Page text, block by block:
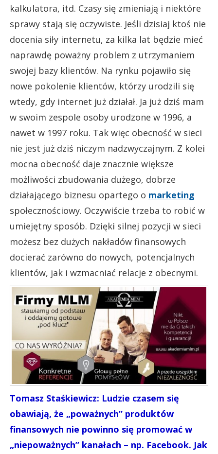
kalkulatora, itd. Czasy się zmieniają i niektóre
sprawy stają się oczywiste. Jeśli dzisiaj ktoś nie
docenia siły internetu, za kilka lat będzie mieć
naprawdę poważny problem z utrzymaniem
swojej bazy klientów. Na rynku pojawiło się
nowe pokolenie klientów, którzy urodzili się
wtedy, gdy internet już działał. Ja już dziś mam
w swoim zespole osoby urodzone w 1996, a
nawet w 1997 roku. Tak więc obecność w sieci
nie jest już dziś niczym nadzwyczajnym. Z kolei
mocna obecność daje znacznie większe
możliwości zbudowania dużego, dobrze
działającego biznesu opartego o marketing
społecznościowy. Oczywiście trzeba to robić w
umiejętny sposób. Dzięki silnej pozycji w sieci
możesz bez dużych nakładów finansowych
docierać zarówno do nowych, potencjalnych
klientów, jak i wzmacniać relacje z obecnymi.
Tomasz Staśkiewicz: Ludzie czasem się
obawiają, że „poważnych” produktów
finansowych nie powinno się promować w
„niepoważnych” kanałach – np. Facebook. Jak